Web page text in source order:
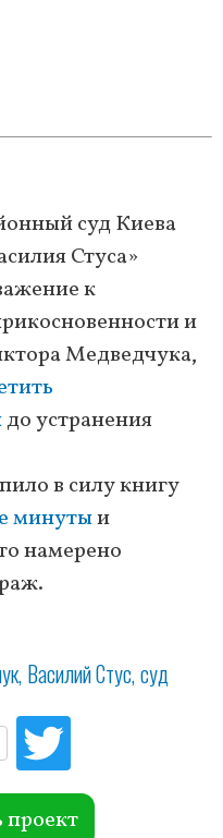
суд Киева
Стуса»
к
и
Медведчука,
до устранения
в силу книгу
минутыи
намерено
Василий Стус суд
r